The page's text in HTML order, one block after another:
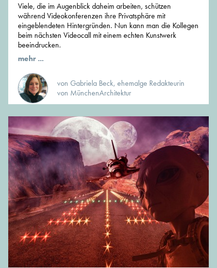
Viele, die im Augenblick daheim arbeiten, schützen
während Videokonferenzen ihre Privatsphäre mit
eingeblendeten Hintergründen. Nun kann man die Kollegen
beim nächsten Videocall mit einem echten Kunstwerk
beeindrucken.
mehr ...
von Gabriela Beck, ehemalge Redakteurin
von MünchenArchitektur